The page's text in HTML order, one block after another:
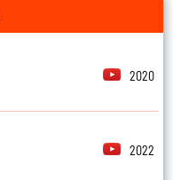
2020
2022